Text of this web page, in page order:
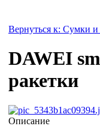
Вернуться к: Сумки
DAWEI
ракетки
Описание